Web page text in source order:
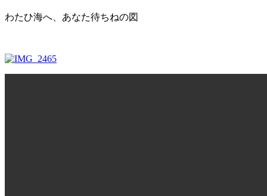
わたひ海へ、あなた待ちねの図